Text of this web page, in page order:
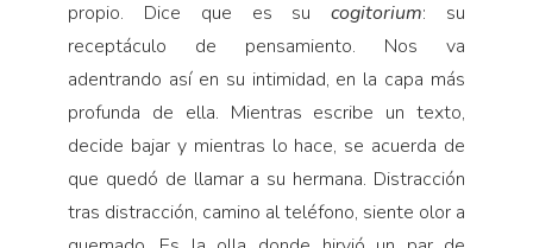
propio. Dice que es sucogitorium: su
receptáculo de pensamiento. Nos va
adentrando así en su intimidad, en la capa más
profunda de ella. Mientras escribe un texto,
decide bajar y mientras lo hace, se acuerda de
que quedó de llamar a su hermana. Distracción
tras distracción, camino al teléfono, siente olor a